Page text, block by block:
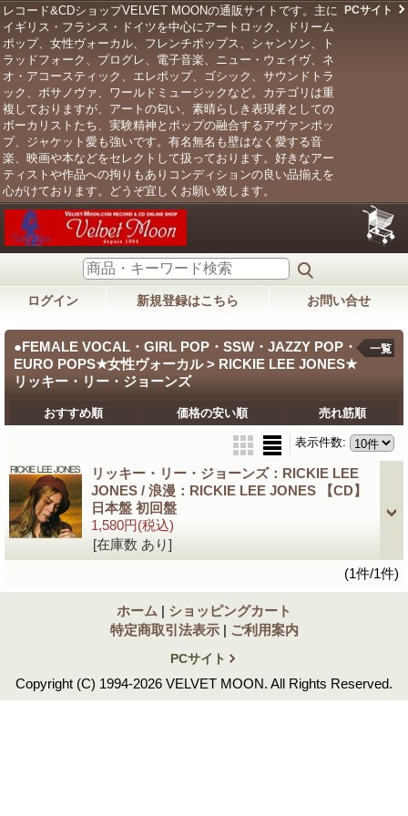
レコード&CDショップVELVET MOONの通販サイトです。主に
イギリス・フランス・ドイツを中心にアートロック、ドリーム
ポップ、女性ヴォーカル、フレンチポップス、シャンソン、ト
ラッドフォーク、プログレ、電子音楽、ニュー・ウェイヴ、ネ
オ・アコースティック、エレポップ、ゴシック、サウンドトラ
ック、ボサノヴァ、ワールドミュージックなど。カテゴリは重
複しておりますが、アートの匂い、素晴らしき表現者としての
ボーカリストたち、実験精神とポップの融合するアヴァンポッ
プ、ジャケット愛も強いです。有名無名も壁はなく愛する音
楽、映画や本などをセレクトして扱っております。好きなアー
ティストや作品への拘りもありコンディションの良い品揃えを
心がけております。どうぞ宜しくお願い致します。
PCサイト
ログイン 新規登録はこちら お問い合せ
●FEMALE VOCAL・GIRL POP・SSW・JAZZY POP・
EURO POPS★女性ヴォーカル > RICKIE LEE JONES★
リッキー・リー・ジョーンズ
一覧
おすすめ順 価格の安い順 売れ筋順
表示件数:
リッキー・リー・ジョーンズ：RICKIE LEE
JONES / 浪漫：RICKIE LEE JONES 【CD】
日本盤 初回盤
1,580円(税込)
[在庫数 あり]
(1件/1件)
ホーム | ショッピングカート
特定商取引法表示 | ご利用案内
PCサイト
Copyright (C) 1994-2026 VELVET MOON. All Rights Reserved.